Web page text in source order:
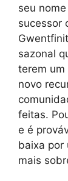
seu
sucessor
sazonal
terem um
novo
feitas.
e é
baixa por
mais